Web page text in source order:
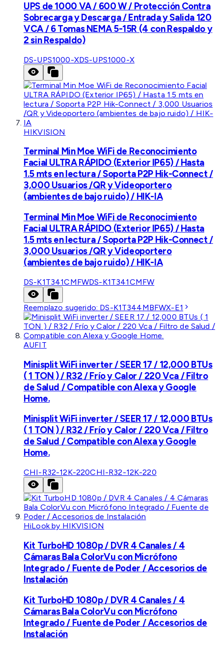
UPS de 1000 VA / 600 W / Protección Contra
Sobrecarga y Descarga / Entrada y Salida 120
VCA / 6 Tomas NEMA 5-15R (4 con Respaldo y
2 sin Respaldo)
DS-UPS1000-XDS-UPS1000-X
HIKVISION
Terminal Min Moe WiFi de Reconocimiento
Facial ULTRA RÁPIDO (Exterior IP65) / Hasta
1.5 mts en lectura / Soporta P2P Hik-Connect /
3,000 Usuarios /QR y Videoportero
(ambientes de bajo ruido) / HIK-IA
Terminal Min Moe WiFi de Reconocimiento
Facial ULTRA RÁPIDO (Exterior IP65) / Hasta
1.5 mts en lectura / Soporta P2P Hik-Connect /
3,000 Usuarios /QR y Videoportero
(ambientes de bajo ruido) / HIK-IA
DS-K1T341CMFWDS-K1T341CMFW
Reemplazo sugerido: DS-K1T344MBFWX-E1
AUFIT
Minisplit WiFi inverter / SEER 17 / 12,000 BTUs
( 1 TON ) / R32 / Frío y Calor / 220 Vca / Filtro
de Salud / Compatible con Alexa y Google
Home.
Minisplit WiFi inverter / SEER 17 / 12,000 BTUs
( 1 TON ) / R32 / Frío y Calor / 220 Vca / Filtro
de Salud / Compatible con Alexa y Google
Home.
CHI-R32-12K-220CHI-R32-12K-220
HiLook by HIKVISION
Kit TurboHD 1080p / DVR 4 Canales / 4
Cámaras Bala ColorVu con Micrófono
Integrado / Fuente de Poder / Accesorios de
Instalación
Kit TurboHD 1080p / DVR 4 Canales / 4
Cámaras Bala ColorVu con Micrófono
Integrado / Fuente de Poder / Accesorios de
Instalación